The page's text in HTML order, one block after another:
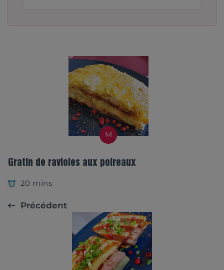
M
Gratin de ravioles aux poireaux
20 mins
Précédent